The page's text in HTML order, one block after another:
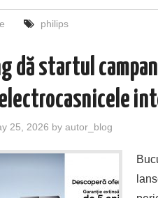
philips
dă startul
25, 2026 by autor_blog